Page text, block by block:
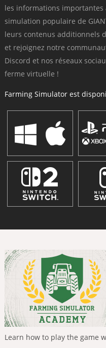
les informations importantes
simulation populaire de
leurs contenus additionnels
et rejoignez notre
Discord et nos réseaux
ferme virtuelle !
Farming Simulator est
Learn how to play the game